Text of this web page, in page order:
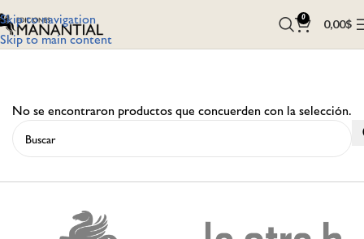
Skip to navigation
Skip to main content
0 0,00$
No se encontraron productos que concuerden con la selección.